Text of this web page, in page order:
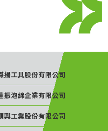
揚工具股份有限公司
振泡綿企業有限公司
興工業股份有限公司